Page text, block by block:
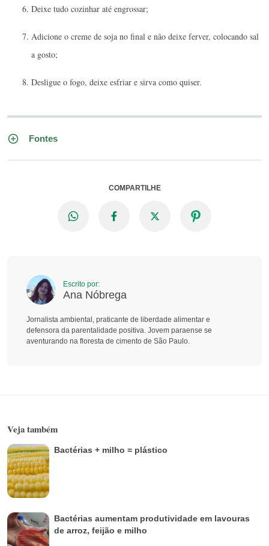
Deixe tudo cozinhar até engrossar;
Adicione o creme de soja no final e não deixe ferver, colocando sal
a gosto;
Desligue o fogo, deixe esfriar e sirva como quiser.
Fontes
COMPARTILHE
Escrito por:
Ana Nóbrega
Jornalista ambiental, praticante de liberdade alimentar e
defensora da parentalidade positiva. Jovem paraense se
aventurando na floresta de cimento de São Paulo.
Veja também
Bactérias + milho = plástico
Bactérias aumentam produtividade em lavouras
de arroz, feijão e milho